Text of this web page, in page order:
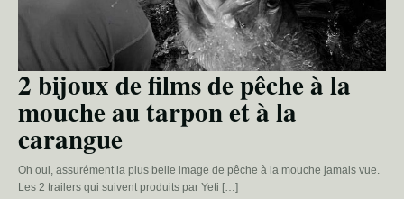
2 bijoux de films de pêche à la
mouche au tarpon et à la
carangue
Oh oui, assurément la plus belle image de pêche à la mouche jamais vue.
Les 2 trailers qui suivent produits par Yeti […]